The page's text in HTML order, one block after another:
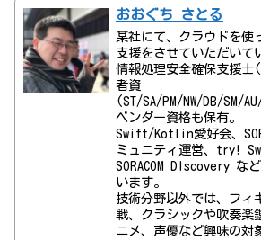
おおぐち さとる
某社にて、クラウドを使
支援をさせていただいて
情報処理安全確保支援士
者資
(ST/SA/PM/NW/DB/SM/
ベンダー資格も保有。
Swift/Kotlin愛好会、
ミュニティ運営、try!
SORACOM DIscovery な
います。
技術分野以外では、フィ
戦、クラシックや吹奏楽
ニメ、声優など興味の対